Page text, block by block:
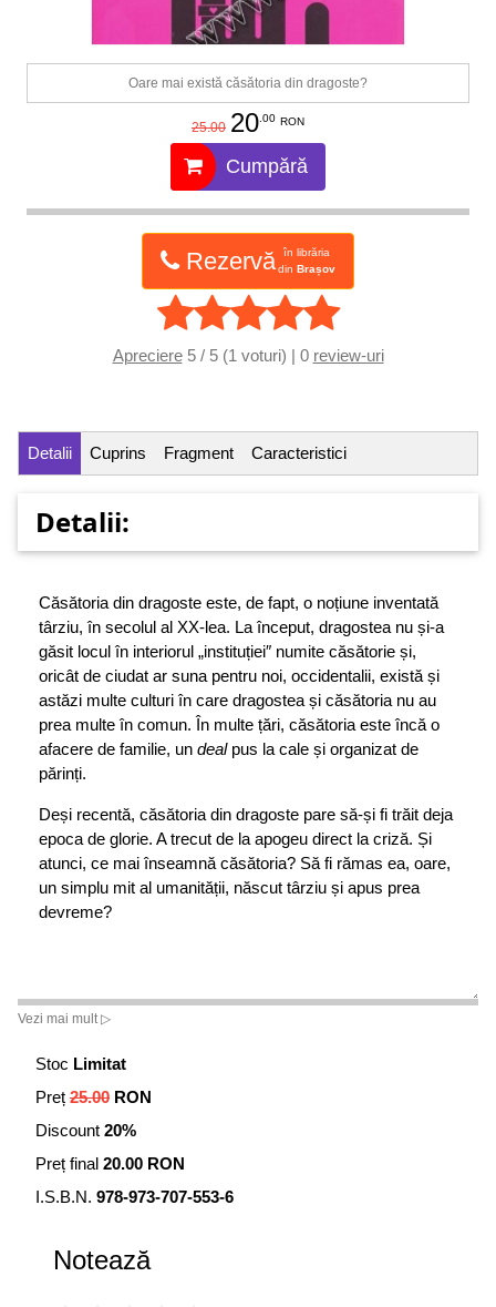
Oare mai există căsătoria din dragoste?
25.00 20.00 RON
Cumpără
Rezervă
în librăria
din Brașov
Apreciere5 / 5 (1 voturi) | 0 review-uri
Detalii Cuprins Fragment Caracteristici
Detalii:
Căsătoria din dragoste este, de fapt, o noțiune inventată
târziu, în secolul al XX-lea. La început, dragostea nu și-a
găsit locul în interiorul „instituției″ numite căsătorie și,
oricât de ciudat ar suna pentru noi, occidentalii, există și
astăzi multe culturi în care dragostea și căsătoria nu au
prea multe în comun. În multe țări, căsătoria este încă o
afacere de familie, un dealpus la cale și organizat de
părinți.
Deși recentă, căsătoria din dragoste pare să-și fi trăit deja
epoca de glorie. A trecut de la apogeu direct la criză. Și
atunci, ce mai înseamnă căsătoria? Să fi rămas ea, oare,
un simplu mit al umanității, născut târziu și apus prea
devreme?
Vezi mai mult ▷
Stoc Limitat
Preț 25.00 RON
Discount 20%
Preț final 20.00 RON
I.S.B.N. 978-973-707-553-6
Notează